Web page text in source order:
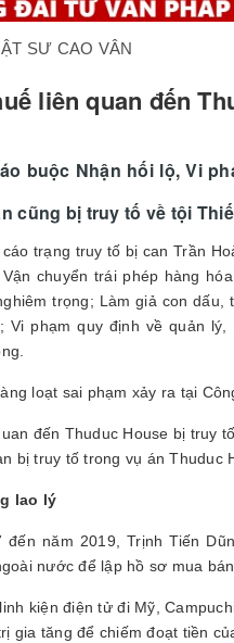
SƯ CAO VÂN
liên quan đến
buộc Nhận hối lộ, Vi
cũng bị truy tố về tội
trạng truy tố bị can Trần
chuyển trái phép hàng
trọng; Làm giả con
Vi phạm quy định về quản
loạt sai phạm xảy ra tại
bị truy tố trong vụ án Thuduc
lao lý
năm 2019, Trịnh Tiến
nước để lập hồ sơ mua
kiện điện tử đi Mỹ,
gia tăng để chiếm đoạt tiền